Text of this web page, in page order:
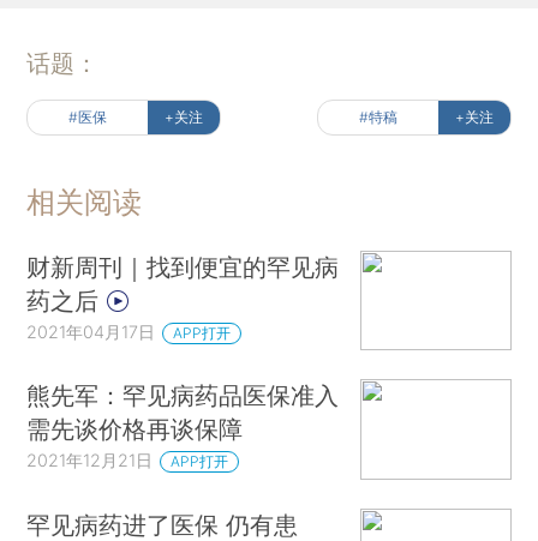
话题：
#医保 +关注 #特稿 +关注
相关阅读
财新周刊｜找到便宜的罕见病
药之后
2021年04月17日 APP打开
熊先军：罕见病药品医保准入
需先谈价格再谈保障
2021年12月21日 APP打开
罕见病药进了医保 仍有患